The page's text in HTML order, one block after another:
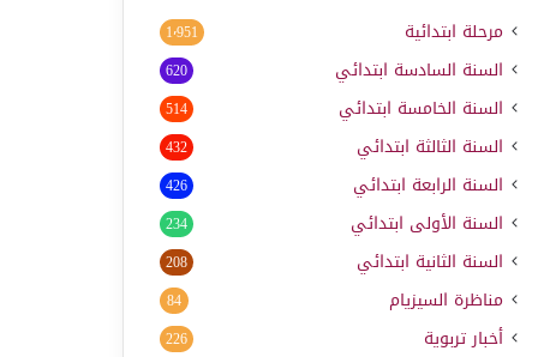
مرحلة ابتدائية 1٬951
السنة السادسة ابتدائي 620
السنة الخامسة ابتدائي 514
السنة الثالثة ابتدائي 432
السنة الرابعة ابتدائي 426
السنة الأولى ابتدائي 234
السنة الثانية ابتدائي 208
مناظرة السيزيام 84
أخبار تربوية 226